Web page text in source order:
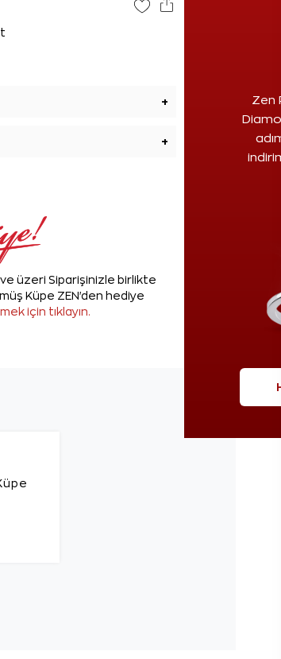
Zen
+
+
üzeri Siparişinizle birlikte
Küpe ZEN'den hediye
için tıklayın.